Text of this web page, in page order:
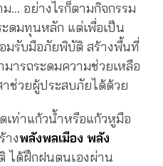
… อย่างไรก็ตามกิจกรรม
ะดมทุนหลัก แต่เพื่อเป็น
มรับมือภัยพิบัติ สร้างพื้นที่
ารถระดมความช่วยเหลือ
าช่วยผู้ประสบภัยได้ด้วย
เท่าแก้วน้ำหรือแก้วหูมือ
างพลังพลเมือง พลัง
ได้ฝึกฝนตนเองผ่าน